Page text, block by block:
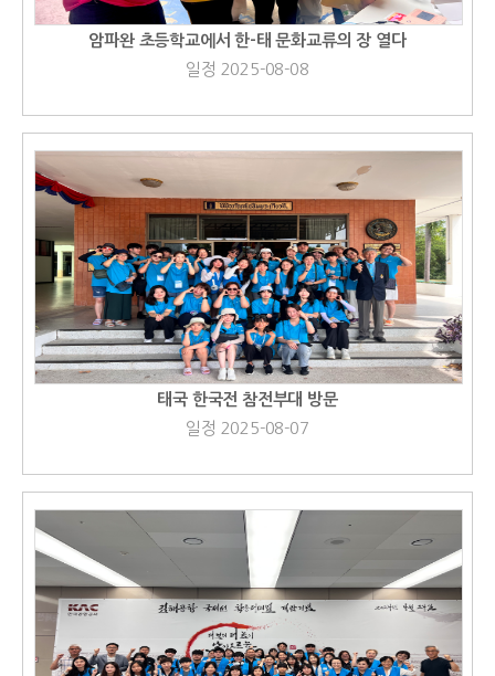
암파완 초등학교에서 한-태 문화교류의 장 열다
일정 2025-08-08
태국 한국전 참전부대 방문
일정 2025-08-07